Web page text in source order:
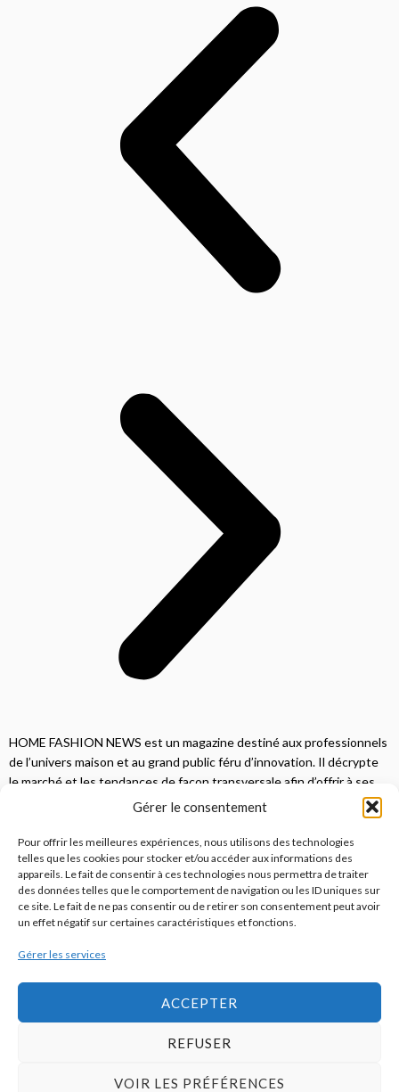
Gérer le consentement
Pour offrir les meilleures expériences, nous utilisons des technologies
telles que les cookies pour stocker et/ou accéder aux informations des
appareils. Le fait de consentir à ces technologies nous permettra de traiter
des données telles que le comportement de navigation ou les ID uniques sur
ce site. Le fait de ne pas consentir ou de retirer son consentement peut avoir
un effet négatif sur certaines caractéristiques et fonctions.
Gérer les services
ACCEPTER
REFUSER
VOIR LES PRÉFÉRENCES
HOME FASHION NEWS est un magazine destiné aux professionnels
de l’univers maison et au grand public féru d’innovation. Il décrypte
le marché et les tendances de façon transversale afin d’offrir à ses
lecteurs une vision complète.
JE M'ABONNE
© 2026Home Fashion News